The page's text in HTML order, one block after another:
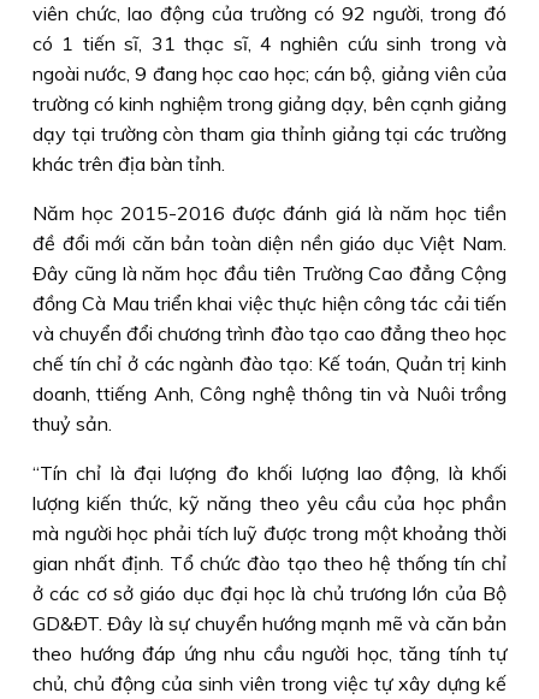
viên chức, lao động của trường có 92 người, trong đó
có 1 tiến sĩ, 31 thạc sĩ, 4 nghiên cứu sinh trong và
ngoài nước, 9 đang học cao học; cán bộ, giảng viên của
trường có kinh nghiệm trong giảng dạy, bên cạnh giảng
dạy tại trường còn tham gia thỉnh giảng tại các trường
khác trên địa bàn tỉnh.
Năm học 2015-2016 được đánh giá là năm học tiền
đề đổi mới căn bản toàn diện nền giáo dục Việt Nam.
Ðây cũng là năm học đầu tiên Trường Cao đẳng Cộng
đồng Cà Mau triển khai việc thực hiện công tác cải tiến
và chuyển đổi chương trình đào tạo cao đẳng theo học
chế tín chỉ ở các ngành đào tạo: Kế toán, Quản trị kinh
doanh, ttiếng Anh, Công nghệ thông tin và Nuôi trồng
thuỷ sản.
“Tín chỉ là đại lượng đo khối lượng lao động, là khối
lượng kiến thức, kỹ năng theo yêu cầu của học phần
mà người học phải tích luỹ được trong một khoảng thời
gian nhất định. Tổ chức đào tạo theo hệ thống tín chỉ
ở các cơ sở giáo dục đại học là chủ trương lớn của Bộ
GD&ÐT. Ðây là sự chuyển hướng mạnh mẽ và căn bản
theo hướng đáp ứng nhu cầu người học, tăng tính tự
chủ, chủ động của sinh viên trong việc tự xây dựng kế